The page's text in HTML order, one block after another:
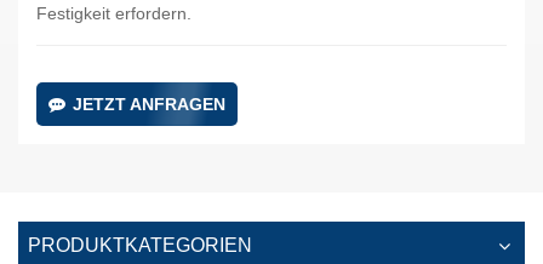
Festigkeit erfordern.
JETZT ANFRAGEN
PRODUKTKATEGORIEN